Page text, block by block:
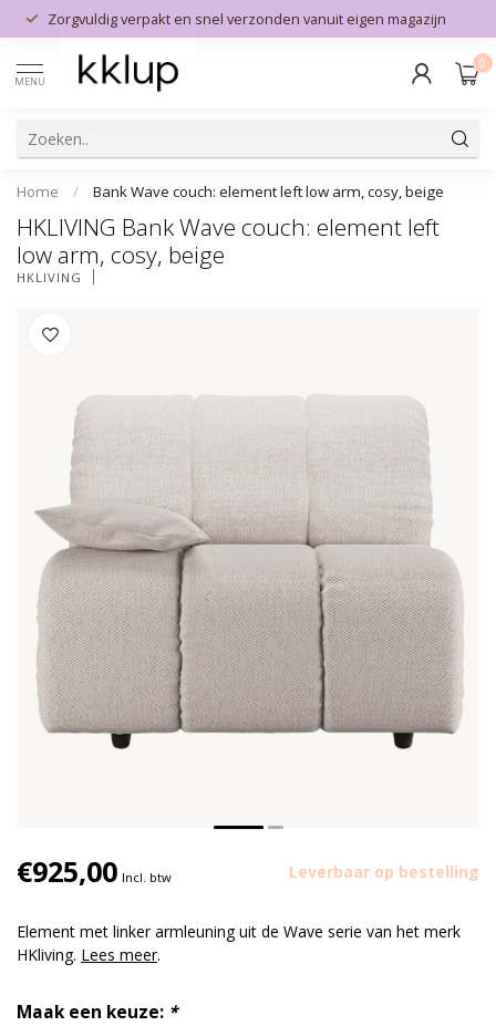
Zorgvuldig verpakt en snel verzonden vanuit eigen magazijn
MENU
0
Home / Bank Wave couch: element left low arm, cosy, beige
HKLIVING Bank Wave couch: element left
low arm, cosy, beige
HKLIVING
€925,00 Incl. btw Leverbaar op bestelling
Element met linker armleuning uit de Wave serie van het merk
HKliving. Lees meer.
Maak een keuze: *